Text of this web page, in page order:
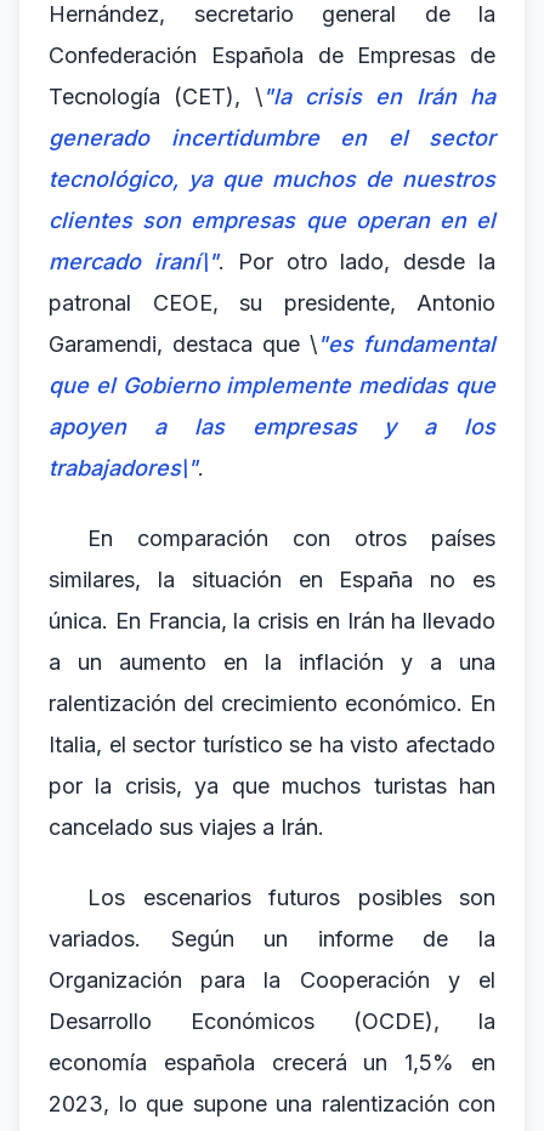
Hernández, secretario general de la
Confederación Española de Empresas de
Tecnología (CET), \"la crisis en Irán ha
generado incertidumbre en el sector
tecnológico, ya que muchos de nuestros
clientes son empresas que operan en el
mercado iraní\". Por otro lado, desde la
patronal CEOE, su presidente, Antonio
Garamendi, destaca que \"es fundamental
que el Gobierno implemente medidas que
apoyen a las empresas y a los
trabajadores\".
En comparación con otros países
similares, la situación en España no es
única. En Francia, la crisis en Irán ha llevado
a un aumento en la inflación y a una
ralentización del crecimiento económico. En
Italia, el sector turístico se ha visto afectado
por la crisis, ya que muchos turistas han
cancelado sus viajes a Irán.
Los escenarios futuros posibles son
variados. Según un informe de la
Organización para la Cooperación y el
Desarrollo Económicos (OCDE), la
economía española crecerá un 1,5% en
2023, lo que supone una ralentización con